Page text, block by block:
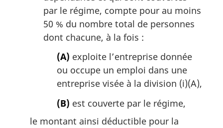
par le régime, compte pour au moins
50 % du nombre total de personnes
dont chacune, à la fois :
(A) exploite l’entreprise donnée
ou occupe un emploi dans une
entreprise visée à la division (i)(A),
(B) est couverte par le régime,
le montant ainsi déductible pour la